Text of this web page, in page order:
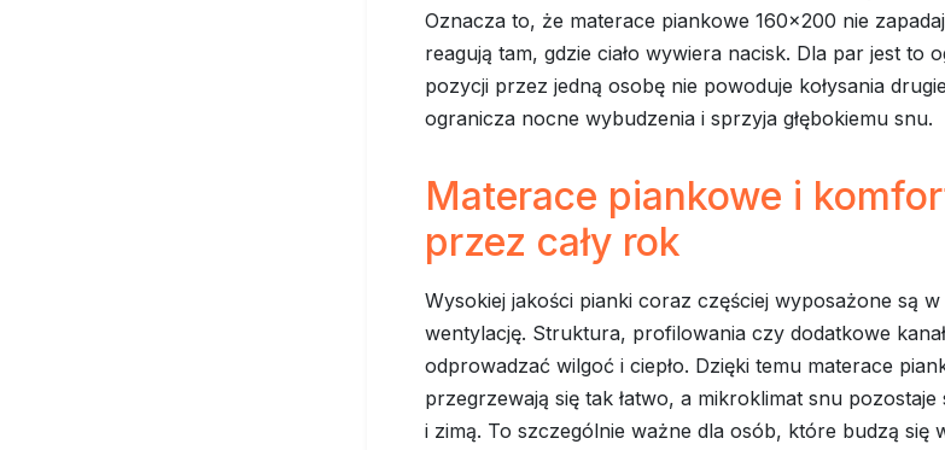
Oznacza to, że materace piankowe 160x200 nie
reagują tam, gdzie ciało wywiera nacisk. Dla par jest to
pozycji przez jedną osobę nie powoduje kołysania
ogranicza nocne wybudzenia i sprzyja głębokiemu snu.
Materace piankowe i
przez cały rok
Wysokiej jakości pianki coraz częściej wyposażone są
wentylację. Struktura, profilowania czy dodatkowe
odprowadzać wilgoć i ciepło. Dzięki temu materace
przegrzewają się tak łatwo, a mikroklimat snu
i zimą. To szczególnie ważne dla osób, które budzą się